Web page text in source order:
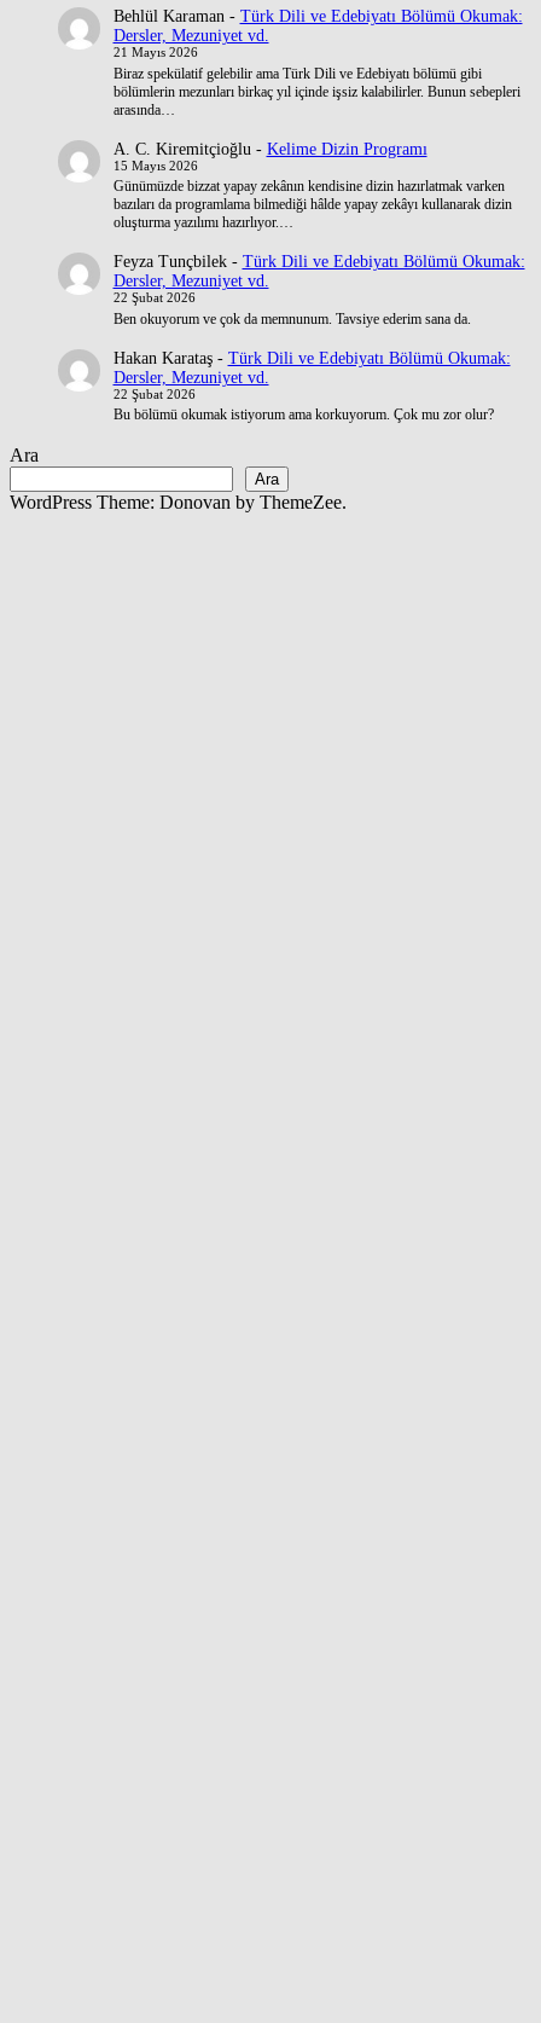
Behlül Karaman- Türk Dili ve Edebiyatı Bölümü Okumak:
Dersler, Mezuniyet vd.
21 Mayıs 2026
Biraz spekülatif gelebilir ama Türk Dili ve Edebiyatı bölümü gibi
bölümlerin mezunları birkaç yıl içinde işsiz kalabilirler. Bunun sebepleri
arasında…
A. C. Kiremitçioğlu - Kelime Dizin Programı
15 Mayıs 2026
Günümüzde bizzat yapay zekânın kendisine dizin hazırlatmak varken
bazıları da programlama bilmediği hâlde yapay zekâyı kullanarak dizin
oluşturma yazılımı hazırlıyor.…
Feyza Tunçbilek- Türk Dili ve Edebiyatı Bölümü Okumak:
Dersler, Mezuniyet vd.
22 Şubat 2026
Ben okuyorum ve çok da memnunum. Tavsiye ederim sana da.
Hakan Karataş- Türk Dili ve Edebiyatı Bölümü Okumak:
Dersler, Mezuniyet vd.
22 Şubat 2026
Bu bölümü okumak istiyorum ama korkuyorum. Çok mu zor olur?
Ara
Ara
WordPress Theme: Donovan by ThemeZee.